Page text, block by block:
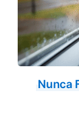
Nunca